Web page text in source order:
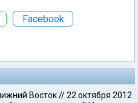
Facebook
Восток//22 октября 2012